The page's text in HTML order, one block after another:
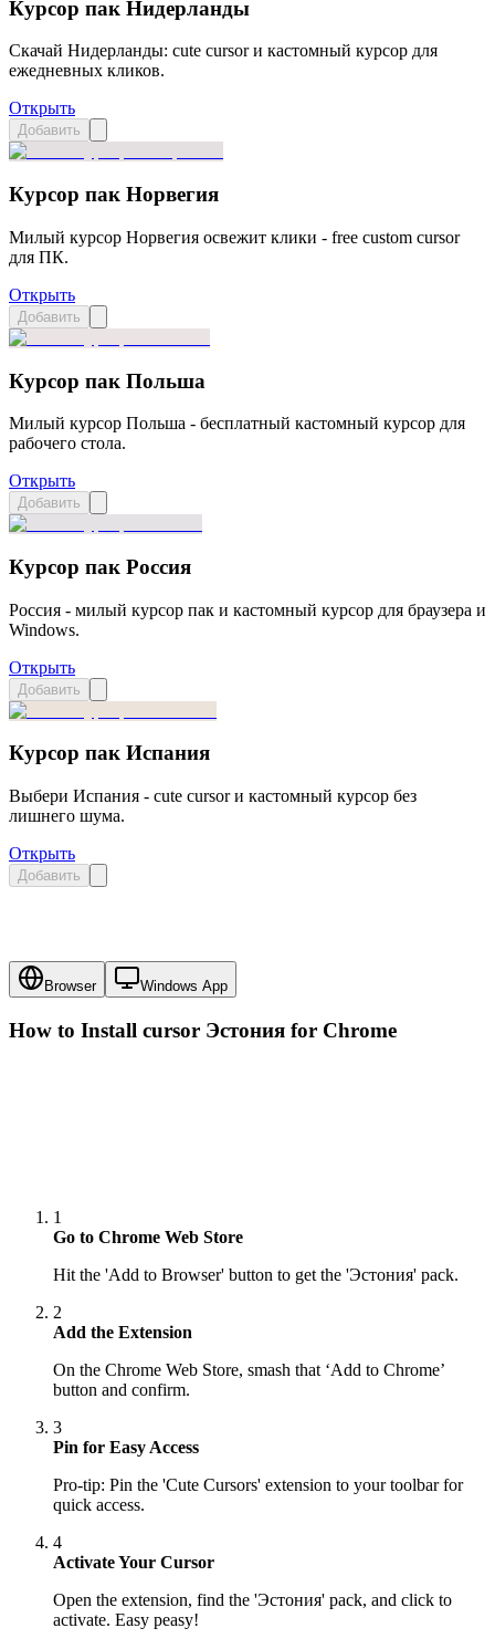
Курсор пак Нидерланды
Скачай Нидерланды: cute cursor и кастомный курсор для
ежедневных кликов.
Открыть
Добавить
Курсор пак Норвегия
Милый курсор Норвегия освежит клики - free custom cursor
для ПК.
Открыть
Добавить
Курсор пак Польша
Милый курсор Польша - бесплатный кастомный курсор для
рабочего стола.
Открыть
Добавить
Курсор пак Россия
Россия - милый курсор пак и кастомный курсор для браузера и
Windows.
Открыть
Добавить
Курсор пак Испания
Выбери Испания - cute cursor и кастомный курсор без
лишнего шума.
Открыть
Добавить
Browser Windows App
How to Install cursor Эстония for Chrome
1
Go to Chrome Web Store
Hit the 'Add to Browser' button to get the 'Эстония' pack.
2
Add the Extension
On the Chrome Web Store, smash that ‘Add to Chrome’
button and confirm.
3
Pin for Easy Access
Pro-tip: Pin the 'Cute Cursors' extension to your toolbar for
quick access.
4
Activate Your Cursor
Open the extension, find the 'Эстония' pack, and click to
activate. Easy peasy!